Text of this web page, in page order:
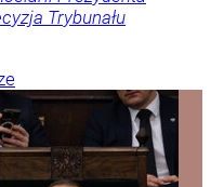
Trybunału